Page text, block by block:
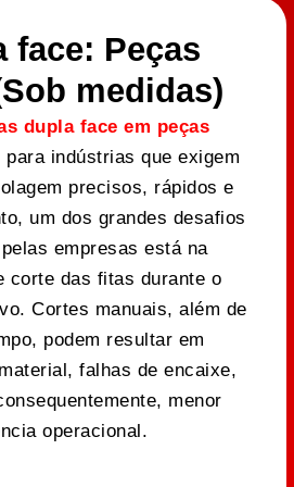
face: Peças
medidas)
dupla face em peças
para indústrias que exigem
precisos, rápidos e
um dos grandes desafios
empresas está na
corte das fitas durante o
Cortes manuais, além de
podem resultar em
falhas de encaixe,
menor
operacional.